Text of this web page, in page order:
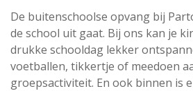
De buitenschoolse opvang bij
de school uit gaat. Bij ons kan je
drukke schooldag lekker
voetballen, tikkertje of meedoen
groepsactiviteit. En ook binnen is